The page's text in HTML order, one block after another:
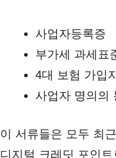
사업자등록증
부가세 과세표
4대 보험 가입
사업자 명의의
이 서류들은 모두 최
디지털 크레딧 포인